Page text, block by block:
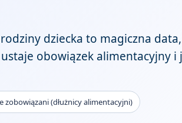
dziecka to magiczna
obowiązek alimentacyjny
zobowiązani (dłużnicy alimentacyjni)